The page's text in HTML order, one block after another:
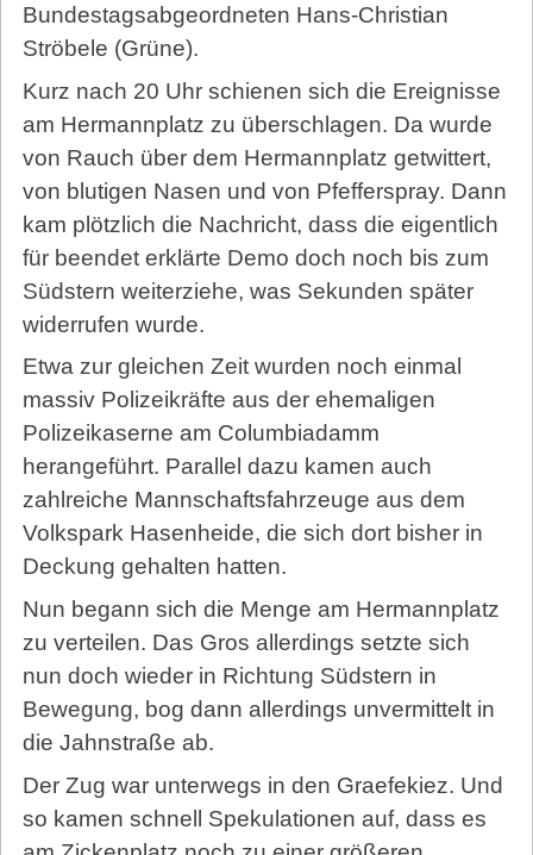
Bundestagsabgeordneten Hans-Christian
Ströbele (Grüne).
Kurz nach 20 Uhr schienen sich die Ereignisse
am Hermannplatz zu überschlagen. Da wurde
von Rauch über dem Hermannplatz getwittert,
von blutigen Nasen und von Pfefferspray. Dann
kam plötzlich die Nachricht, dass die eigentlich
für beendet erklärte Demo doch noch bis zum
Südstern weiterziehe, was Sekunden später
widerrufen wurde.
Etwa zur gleichen Zeit wurden noch einmal
massiv Polizeikräfte aus der ehemaligen
Polizeikaserne am Columbia­damm
herangeführt. Parallel dazu kamen auch
zahlreiche Mannschaftsfahrzeuge aus dem
Volkspark Hasenheide, die sich dort bisher in
Deckung gehalten hatten.
Nun begann sich die Menge am Hermannplatz
zu verteilen. Das Gros allerdings setzte sich
nun doch wieder in Richtung Südstern in
Bewegung, bog dann allerdings unvermittelt in
die Jahnstraße ab.
Der Zug war unterwegs in den Graefekiez. Und
so kamen schnell Spekulationen auf, dass es